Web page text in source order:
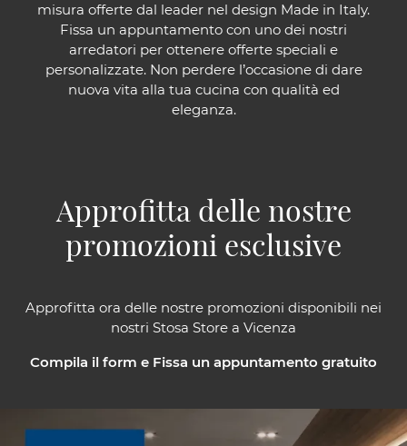
misura offerte dal leader nel design Made in Italy.
Fissa un appuntamento con uno dei nostri
arredatori per ottenere offerte speciali e
personalizzate. Non perdere l’occasione di dare
nuova vita alla tua cucina con qualità ed
eleganza.
Approfitta delle nostre
promozioni esclusive
Approfitta ora delle nostre promozioni disponibili nei
nostri Stosa Store a Vicenza
Compila il form e Fissa un appuntamento gratuito